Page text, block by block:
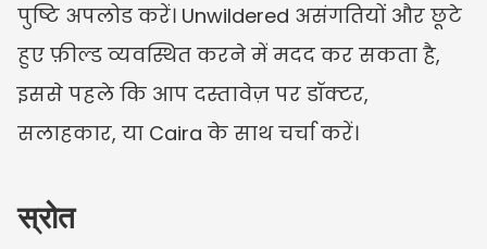
पुष्टि अपलोड करें। Unwildered असंगतियों और छूटे
हुए फ़ील्ड व्यवस्थित करने में मदद कर सकता है,
इससे पहले कि आप दस्तावेज़ पर डॉक्टर,
सलाहकार, या Caira के साथ चर्चा करें।
स्रोत